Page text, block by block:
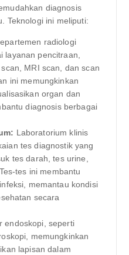
diagnosis
Teknologi ini meliputi:
radiologi
layanan pencitraan,
MRI scan, dan scan
ini memungkinkan
organ dan
diagnosis berbagai
Laboratorium klinis
tes diagnostik yang
tes darah, tes urine,
tes ini membantu
memantau kondisi
secara
endoskopi, seperti
memungkinkan
lapisan dalam